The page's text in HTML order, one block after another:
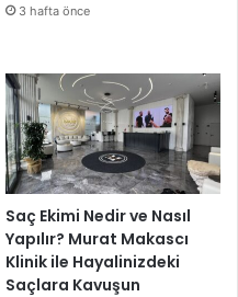
3 hafta önce
Saç Ekimi Nedir ve Nasıl
Yapılır? Murat Makascı
Klinik ile Hayalinizdeki
Saçlara Kavuşun